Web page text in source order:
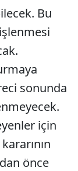
Bu
sonunda
için
önce